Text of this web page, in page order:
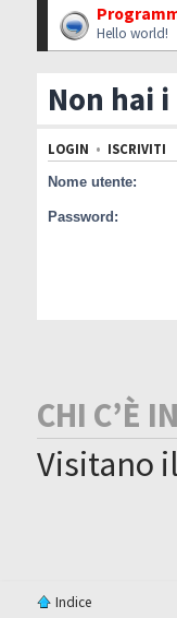
Hello world!
Non hai
LOGIN • ISCRIVITI
Nome utente:
Password:
CHI C’È
Visitano
Indice